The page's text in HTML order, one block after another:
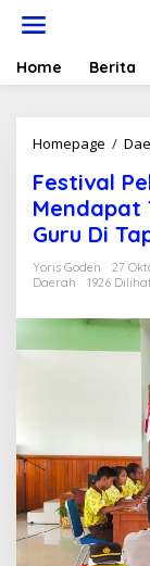
Home Berita
Homepage /
Festival
Mendapat
Guru Di
Yoris Goden
27
Daerah
1926 Dilihat